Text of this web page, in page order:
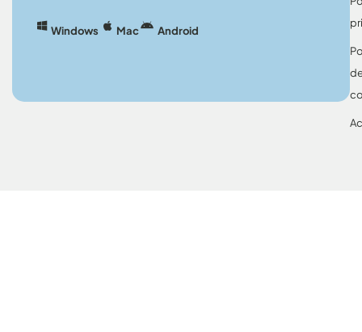
Windows Mac Android